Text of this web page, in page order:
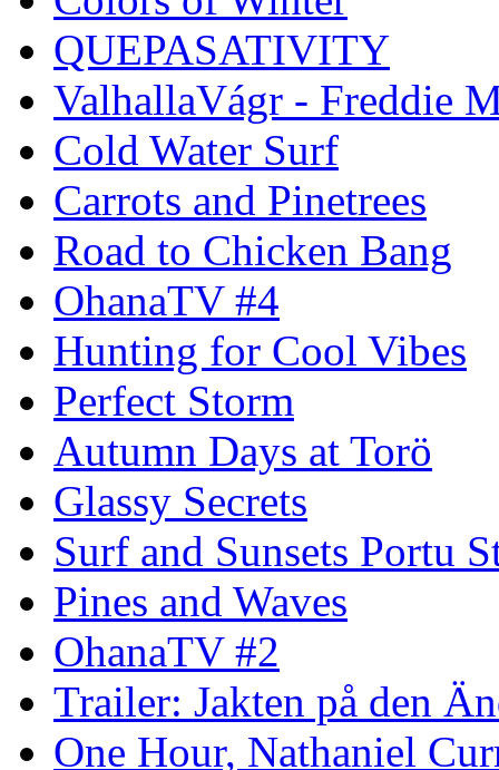
QUEPASATIVITY
ValhallaVágr - Freddie
Cold Water Surf
Carrots and Pinetrees
Road to Chicken Bang
OhanaTV #4
Hunting for Cool Vibes
Perfect Storm
Autumn Days at Torö
Glassy Secrets
Surf and Sunsets Portu
Pines and Waves
OhanaTV #2
Trailer: Jakten på den
One Hour, Nathaniel